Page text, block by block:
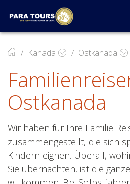
Startseite
Weiter zur Hauptnavigation
Weiter zum Inhalt
Weiter zur Kontaktseite
Kanada Ostkanada
Ostkanada
Wir haben für Ihre Familie
zusammengestellt, die sich
Kindern eignen. Überall,
Sie übernachten, ist die